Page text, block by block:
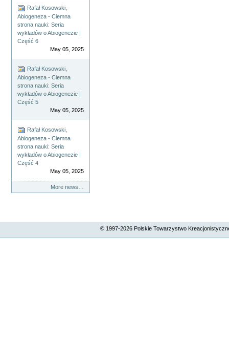
Rafał Kosowski,
Abiogeneza - Ciemna
strona nauki: Seria
wykładów o Abiogenezie |
Część 6
May 05, 2025
Rafał Kosowski,
Abiogeneza - Ciemna
strona nauki: Seria
wykładów o Abiogenezie |
Część 5
May 05, 2025
Rafał Kosowski,
Abiogeneza - Ciemna
strona nauki: Seria
wykładów o Abiogenezie |
Część 4
May 05, 2025
More news…
© 1997-2026Polskie Towarzystwo